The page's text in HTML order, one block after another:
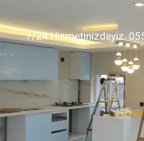
7/24 Hizmetinizdeyiz.